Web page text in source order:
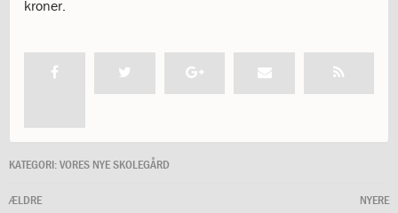
Vedtægter
1.26:
Jobopslag
1.27:
Optagelse
kroner.
KATEGORI:VORES NYE SKOLEGÅRD
ÆLDRE NYERE